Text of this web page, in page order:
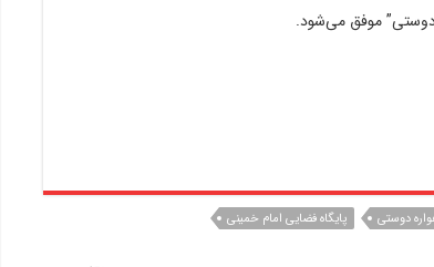
دوستی” موفق می‌شود.
دوستی پایگاه فضایی امام خمینی